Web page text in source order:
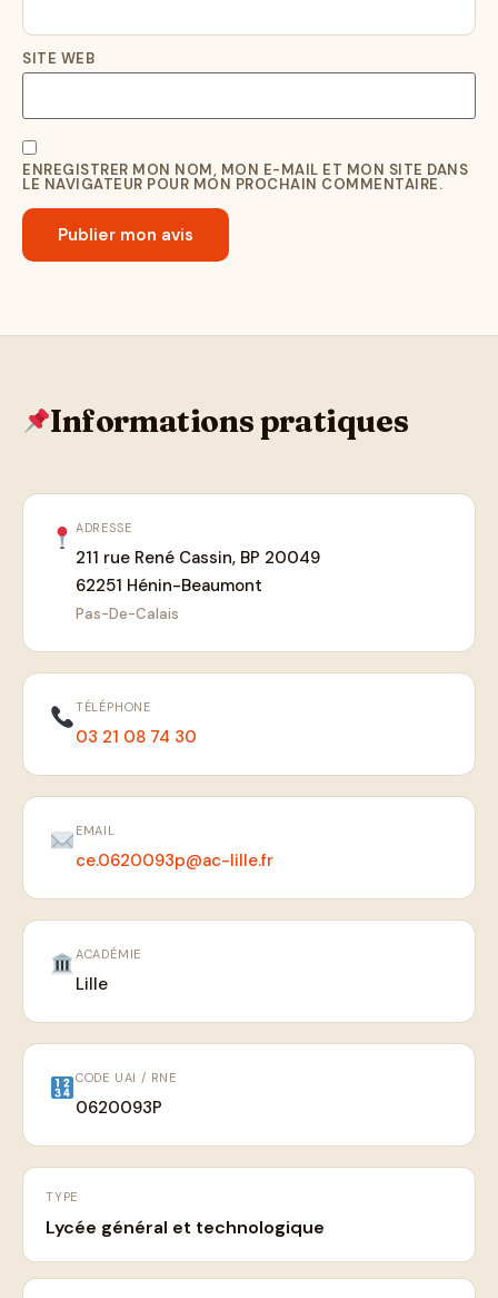
SITE WEB
ENREGISTRER MON NOM, MON E-MAIL ET MON SITE DANS
LE NAVIGATEUR POUR MON PROCHAIN COMMENTAIRE.
Informations pratiques
ADRESSE
211 rue René Cassin, BP 20049
62251 Hénin-Beaumont
Pas-De-Calais
TÉLÉPHONE
03 21 08 74 30
EMAIL
ce.0620093p@ac-lille.fr
ACADÉMIE
Lille
CODE UAI / RNE
0620093P
TYPE
Lycée général et technologique